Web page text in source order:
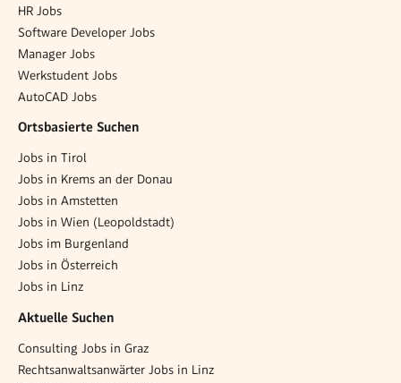
HR Jobs
Software Developer Jobs
Manager Jobs
Werkstudent Jobs
AutoCAD Jobs
Ortsbasierte Suchen
Jobs in Tirol
Jobs in Krems an der Donau
Jobs in Amstetten
Jobs in Wien (Leopoldstadt)
Jobs im Burgenland
Jobs in Österreich
Jobs in Linz
Aktuelle Suchen
Consulting Jobs in Graz
Rechtsanwaltsanwärter Jobs in Linz